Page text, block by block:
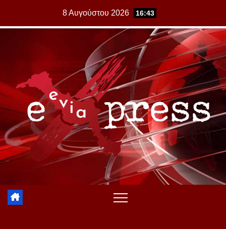
8 Αυγούστου 2026 16:43